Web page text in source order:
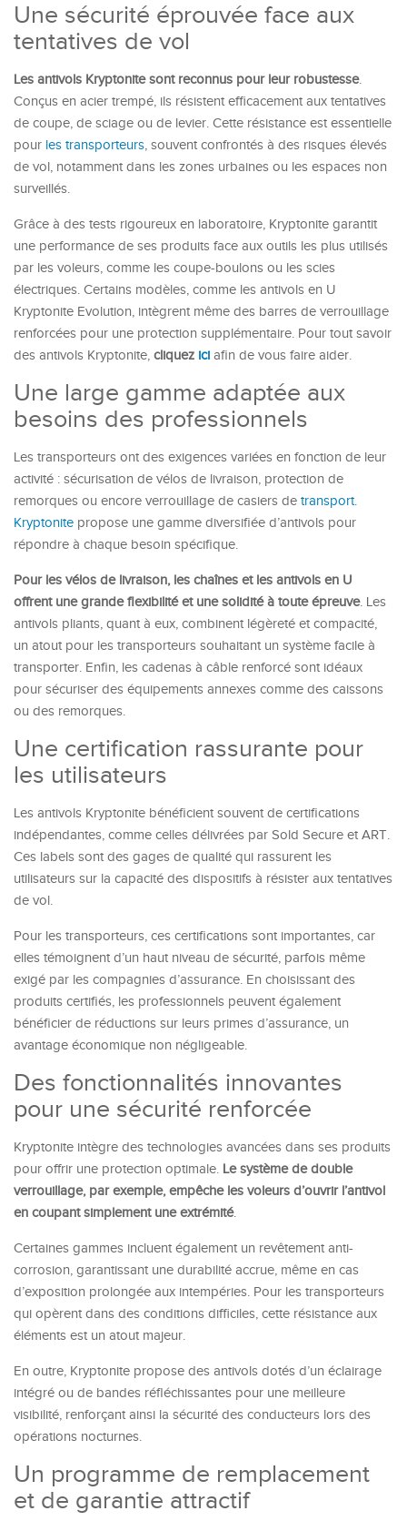
Une sécurité éprouvée face aux
tentatives de vol
Les antivols Kryptonite sont reconnus pour leur robustesse.
Conçus en acier trempé, ils résistent efficacement aux tentatives
de coupe, de sciage ou de levier. Cette résistance est essentielle
pour les transporteurs, souvent confrontés à des risques élevés
de vol, notamment dans les zones urbaines ou les espaces non
surveillés.
Grâce à des tests rigoureux en laboratoire, Kryptonite garantit
une performance de ses produits face aux outils les plus utilisés
par les voleurs, comme les coupe-boulons ou les scies
électriques. Certains modèles, comme les antivols en U
Kryptonite Evolution, intègrent même des barres de verrouillage
renforcées pour une protection supplémentaire. Pour tout savoir
des antivols Kryptonite, cliquez ici afin de vous faire aider.
Une large gamme adaptée aux
besoins des professionnels
Les transporteurs ont des exigences variées en fonction de leur
activité : sécurisation de vélos de livraison, protection de
remorques ou encore verrouillage de casiers de transport.
Kryptonite propose une gamme diversifiée d’antivols pour
répondre à chaque besoin spécifique.
Pour les vélos de livraison, les chaînes et les antivols en U
offrent une grande flexibilité et une solidité à toute épreuve. Les
antivols pliants, quant à eux, combinent légèreté et compacité,
un atout pour les transporteurs souhaitant un système facile à
transporter. Enfin, les cadenas à câble renforcé sont idéaux
pour sécuriser des équipements annexes comme des caissons
ou des remorques.
Une certification rassurante pour
les utilisateurs
Les antivols Kryptonite bénéficient souvent de certifications
indépendantes, comme celles délivrées par Sold Secure et ART.
Ces labels sont des gages de qualité qui rassurent les
utilisateurs sur la capacité des dispositifs à résister aux tentatives
de vol.
Pour les transporteurs, ces certifications sont importantes, car
elles témoignent d’un haut niveau de sécurité, parfois même
exigé par les compagnies d’assurance. En choisissant des
produits certifiés, les professionnels peuvent également
bénéficier de réductions sur leurs primes d’assurance, un
avantage économique non négligeable.
Des fonctionnalités innovantes
pour une sécurité renforcée
Kryptonite intègre des technologies avancées dans ses produits
pour offrir une protection optimale. Le système de double
verrouillage, par exemple, empêche les voleurs d’ouvrir l’antivol
en coupant simplement une extrémité.
Certaines gammes incluent également un revêtement anti-
corrosion, garantissant une durabilité accrue, même en cas
d’exposition prolongée aux intempéries. Pour les transporteurs
qui opèrent dans des conditions difficiles, cette résistance aux
éléments est un atout majeur.
En outre, Kryptonite propose des antivols dotés d’un éclairage
intégré ou de bandes réfléchissantes pour une meilleure
visibilité, renforçant ainsi la sécurité des conducteurs lors des
opérations nocturnes.
Un programme de remplacement
et de garantie attractif